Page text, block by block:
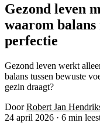
Gezond leven
waarom
perfectie
Gezond leven werkt
balans tussen bewuste
gezin draagt?
DoorRobert Jan
24 april 2026 · 6 min